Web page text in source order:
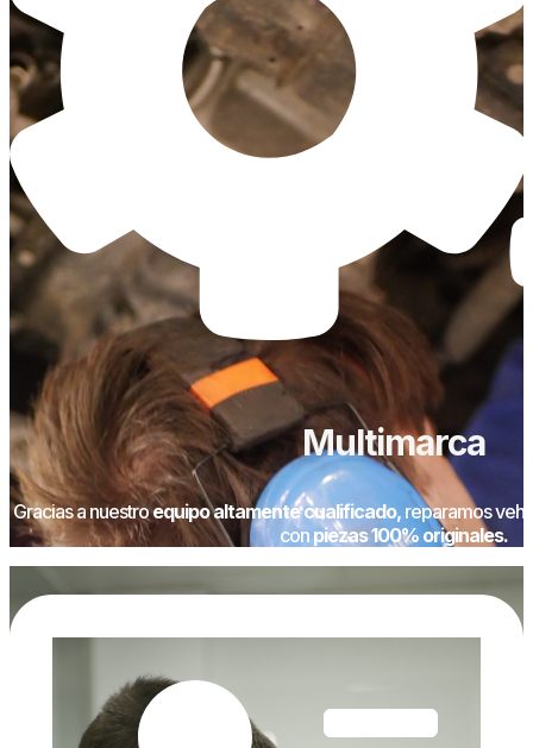
Multimarca
Gracias a nuestroequipo altamente cualificado,reparamos
con piezas 100% originales.